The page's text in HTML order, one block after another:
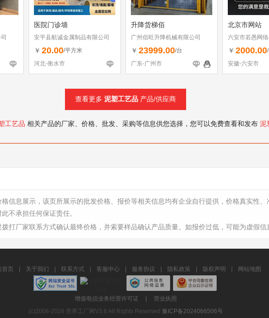
医院门诊墙
安平县航诚金属制品有限公司
￥ 20.00/平方米
河北-衡水市
升降货梯佰
广州佰旺升降机械有限公司
￥ 23999.00/台
广东-广州市
北京市网站
六安市若愚网
￥ 2000.00
安徽-六安市
查看更多 泥塑工艺品 产品/供应商
工艺品 相关产品的厂家、价格、批发、采购等信息供您选择，您可以免费查看和发布 泥
格信息展示，该页所展示的批发价格、报价等相关信息均有企业自行提供，价格真实性
不承担任何保证责任。
打厂家联系方式确认最终价格，并索要样品确认产品质量。如报价过低，可能为虚假信
首页 关于我们 联系方式 客服中心 服务协议 隐私政策 版权声明 网站地图
增值电信业务经营许可证
营业执照
(c)2008-2026 世界工厂网V3.6 All Rights Reserved 豫ICP备2024066506号